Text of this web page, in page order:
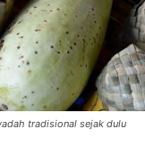
tradisional sejak dulu